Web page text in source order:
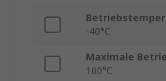
-40°C
Maximale
100°C